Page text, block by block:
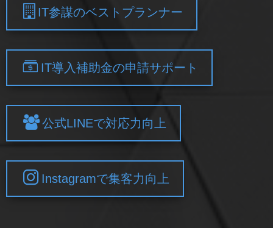
IT参謀のベストプランナー
IT導入補助金の申請サポート
公式LINEで対応力向上
Instagramで集客力向上